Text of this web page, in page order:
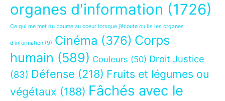
organes d'information (1726)
Ce qui me met du baume au coeur lorsque j’écoute ou lis les organes
d’information (9) Cinéma (376) Corps
humain (589) Couleurs (50) Droit Justice
(83) Défense (218) Fruits et légumes ou
végétaux (188) Fâchés avec le